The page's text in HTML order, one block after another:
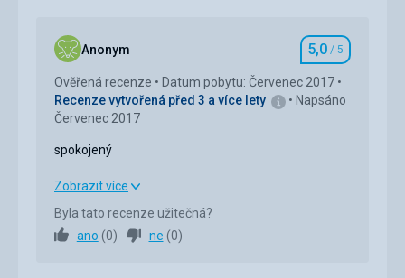
Okolí 5,0/ 5
Služby 5,0/ 5
Cena
Pláž Agrassi je úzká a písčitá/kamenitá. Moře je
zpočátku mělké, ale krátkou procházkou se stává
dostatečně hluboké na plavání. Voda je krásně čistá.
Přesto jsme si více užili, že jsme si autem projeli
Anonym Hodnocení
5,0 / 5
Ověřená recenze
Datum pobytu: Červenec 2017
Recenze vytvořená před 3 a více lety
Napsáno
Červenec 2017
spokojený
spokojený
Strava
Zobrazit více
Byla tato recenze užitečná?
ano (0) ne (0)